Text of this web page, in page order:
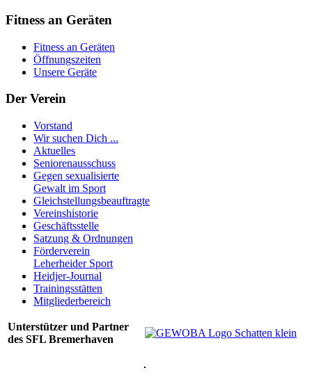
Fitness an Geräten
Fitness an Geräten
Öffnungszeiten
Unsere Geräte
Der Verein
Vorstand
Wir suchen Dich ...
Aktuelles
Seniorenausschuss
Gegen sexualisierte
Gewalt im Sport
Gleichstellungsbeauftragte
Vereinshistorie
Geschäftsstelle
Satzung & Ordnungen
Förderverein
Leherheider Sport
Heidjer-Journal
Trainingsstätten
Mitgliederbereich
Unterstützer und Partner
des SFL Bremerhaven